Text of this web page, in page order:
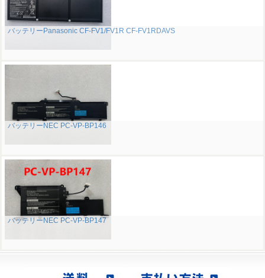
バッテリーPanasonic CF-FV1/FV1R CF-FV1RDAVS
バッテリーNEC PC-VP-BP146
バッテリーNEC PC-VP-BP147